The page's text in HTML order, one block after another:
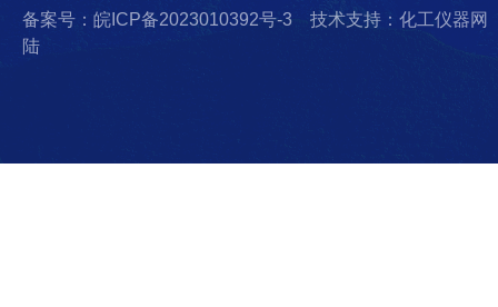
备案号：皖ICP备2023010392号-3
技术支持：化工仪器网
陆